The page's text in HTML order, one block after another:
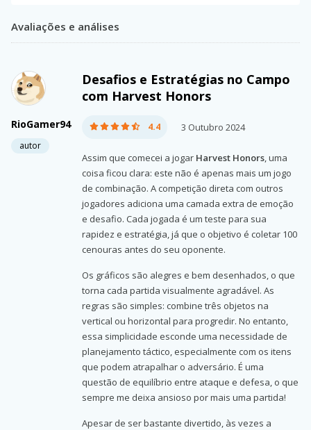
Avaliações e análises
RioGamer94
autor
Desafios e Estratégias no Campo
com Harvest Honors
4.4 3 Outubro 2024
Assim que comecei a jogar Harvest Honors, uma
coisa ficou clara: este não é apenas mais um jogo
de combinação. A competição direta com outros
jogadores adiciona uma camada extra de emoção
e desafio. Cada jogada é um teste para sua
rapidez e estratégia, já que o objetivo é coletar 100
cenouras antes do seu oponente.
Os gráficos são alegres e bem desenhados, o que
torna cada partida visualmente agradável. As
regras são simples: combine três objetos na
vertical ou horizontal para progredir. No entanto,
essa simplicidade esconde uma necessidade de
planejamento táctico, especialmente com os itens
que podem atrapalhar o adversário. É uma
questão de equilíbrio entre ataque e defesa, o que
sempre me deixa ansioso por mais uma partida!
Apesar de ser bastante divertido, às vezes a